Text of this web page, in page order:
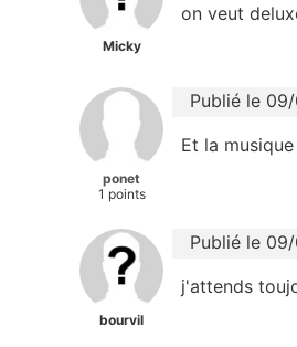
Micky
on veut
ponet
1 points
Publié le
Et la
bourvil
Publié le
j'attends